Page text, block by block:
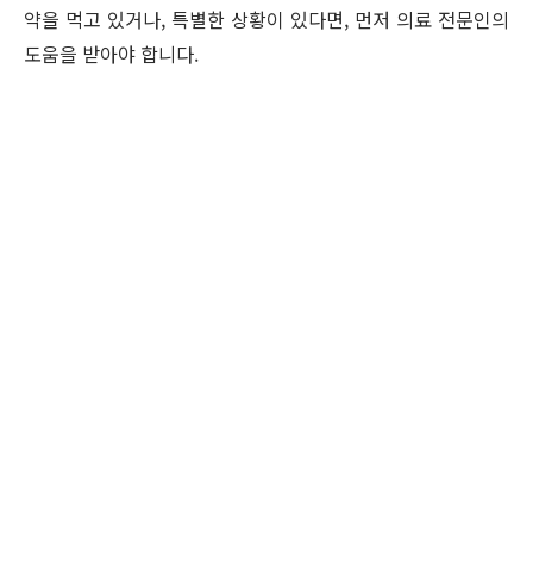
약을 먹고 있거나, 특별한 상황이 있다면, 먼저 의료 전문인의
도움을 받아야 합니다.